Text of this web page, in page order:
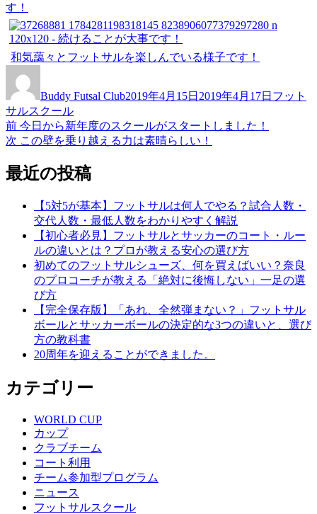
す！
和気藹々とフットサルを楽しんでいる様子です！
者
Buddy Futsal Club日:
2019年4月15日 2019年4月17日ゴ
フット
サルスクール
投
稿
ナ
前 前
の
稿:
今日から新年度のスクールがスタートしました！
次 次
投
稿:
この壁を乗り越える力は素晴らしい！
最近の投稿
【5対5が基本】フットサルは何人でやる？試合人数・
交代人数・最低人数をわかりやすく解説
【初心者必見】フットサルとサッカーのコート・ルー
ルの違いとは？プロが教える安心の選び方
初めてのフットサルシューズ、何を買えばいい？奈良
のプロコーチが教える「絶対に後悔しない」一足の選
び方
【完全保存版】「あれ、全然弾まない？」フットサル
ボールとサッカーボールの決定的な3つの違いと、選び
方の教科書
20周年を迎えることができました。
カテゴリー
WORLD CUP
カップ
クラブチーム
コート利用
チーム参加型プログラム
ニュース
フットサルスクール